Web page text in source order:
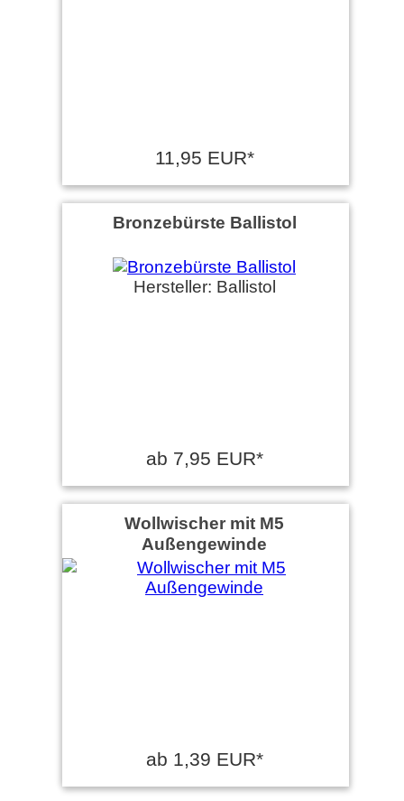
11,95 EUR*
Bronzebürste Ballistol
Hersteller: Ballistol
ab 7,95 EUR*
Wollwischer mit M5
Außengewinde
ab 1,39 EUR*